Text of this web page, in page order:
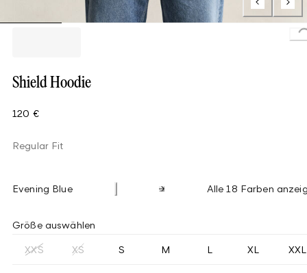
Shield Hoodie
120 €
Regular Fit
Evening Blue Alle 18 Farben
Größe auswählen
XXS XS S M L XL XXL